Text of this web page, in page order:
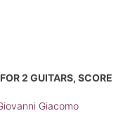
2 GUITARS, SCORE
Giacomo